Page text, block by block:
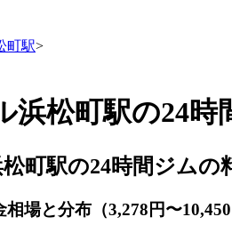
町駅>
浜松町駅の24時
町駅の24時間ジムの
場と分布（3,278円〜10,450